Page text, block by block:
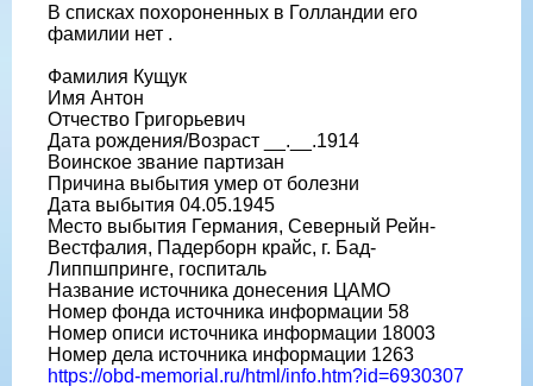
В списках похороненных в Голландии его
фамилии нет .
Фамилия Кущук
Имя Антон
Отчество Григорьевич
Дата рождения/Возраст __.__.1914
Воинское звание партизан
Причина выбытия умер от болезни
Дата выбытия 04.05.1945
Место выбытия Германия, Северный Рейн-
Вестфалия, Падерборн крайс, г. Бад-
Липпшпринге, госпиталь
Название источника донесения ЦАМО
Номер фонда источника информации 58
Номер описи источника информации 18003
Номер дела источника информации 1263
https://obd-memorial.ru/html/info.htm?id=6930307